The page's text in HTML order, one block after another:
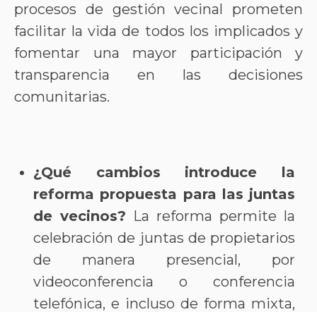
procesos de gestión vecinal prometen
facilitar la vida de todos los implicados y
fomentar una mayor participación y
transparencia en las decisiones
comunitarias.
¿Qué cambios introduce la
reforma propuesta para las juntas
de vecinos? La reforma permite la
celebración de juntas de propietarios
de manera presencial, por
videoconferencia o conferencia
telefónica, e incluso de forma mixta,